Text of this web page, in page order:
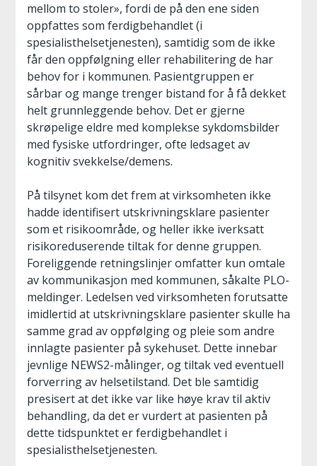
mellom to stoler», fordi de på den ene siden
oppfattes som ferdigbehandlet (i
spesialisthelsetjenesten), samtidig som de ikke
får den oppfølgning eller rehabilitering de har
behov for i kommunen. Pasientgruppen er
sårbar og mange trenger bistand for å få dekket
helt grunnleggende behov. Det er gjerne
skrøpelige eldre med komplekse sykdomsbilder
med fysiske utfordringer, ofte ledsaget av
kognitiv svekkelse/demens.
På tilsynet kom det frem at virksomheten ikke
hadde identifisert utskrivningsklare pasienter
som et risikoområde, og heller ikke iverksatt
risikoreduserende tiltak for denne gruppen.
Foreliggende retningslinjer omfatter kun omtale
av kommunikasjon med kommunen, såkalte PLO-
meldinger. Ledelsen ved virksomheten forutsatte
imidlertid at utskrivningsklare pasienter skulle ha
samme grad av oppfølging og pleie som andre
innlagte pasienter på sykehuset. Dette innebar
jevnlige NEWS2-målinger, og tiltak ved eventuell
forverring av helsetilstand. Det ble samtidig
presisert at det ikke var like høye krav til aktiv
behandling, da det er vurdert at pasienten på
dette tidspunktet er ferdigbehandlet i
spesialisthelsetjenesten.